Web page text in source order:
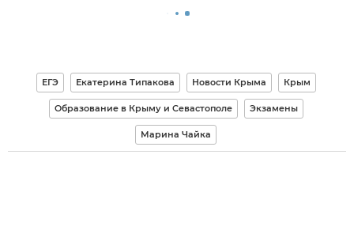
ЕГЭ Екатерина Типакова Новости Крыма Крым
Образование в Крыму и Севастополе Экзамены
Марина Чайка